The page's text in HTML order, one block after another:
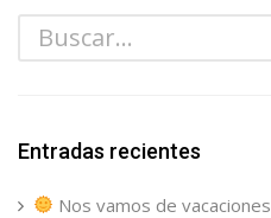
Entradas recientes
Nos vamos de vacaciones